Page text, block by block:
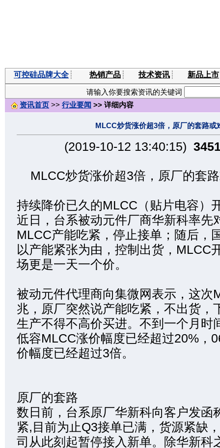
可控硅品牌大全 ┊ 热销产品 ┊ 技术资讯 ┊ 新品上市
请输入你要搜索资讯的关键词
资讯首页 >> 行业要闻 >> 详细内容
MLCC炒货涨价超3倍，原厂的套路或
(2019-10-12 13:40:15)
MLCC炒货涨价超3倍，原厂的套
持续降价已久的MLCC（贴片电容）
近日，台系被动元件厂商华新科率先
MLCC产能吃紧，停止接单；随后，
以产能紧张为由，控制出货，MLCC
场更是一天一个价。
被动元件代理商向集微网表示，这次
兆，原厂突然说产能吃紧，不出货，
生产不得不高价买进。不到一个月时
低容MLCC涨价幅度已经超过20%，
价幅度已经超过3倍。
原厂的套路
数日前，台系原厂华新科向客户发函
紧,目前为止Q3接单已满，货源紧缺
司从此刻起暂停接入新单。除华新科